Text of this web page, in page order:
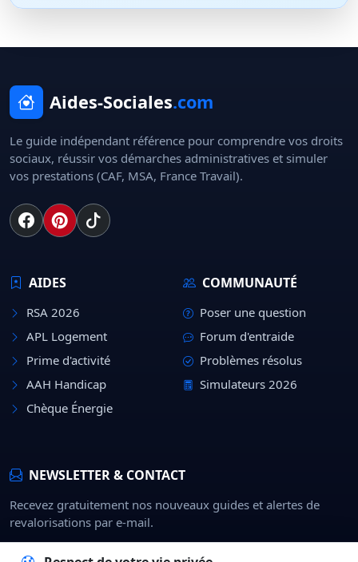
Aides-Sociales.com
Le guide indépendant référence pour comprendre vos droits
sociaux, réussir vos démarches administratives et simuler
vos prestations (CAF, MSA, France Travail).
AIDES
RSA 2026
APL Logement
Prime d'activité
AAH Handicap
Chèque Énergie
COMMUNAUTÉ
Poser une question
Forum d'entraide
Problèmes résolus
Simulateurs 2026
NEWSLETTER & CONTACT
Recevez gratuitement nos nouveaux guides et alertes de
revalorisations par e-mail.